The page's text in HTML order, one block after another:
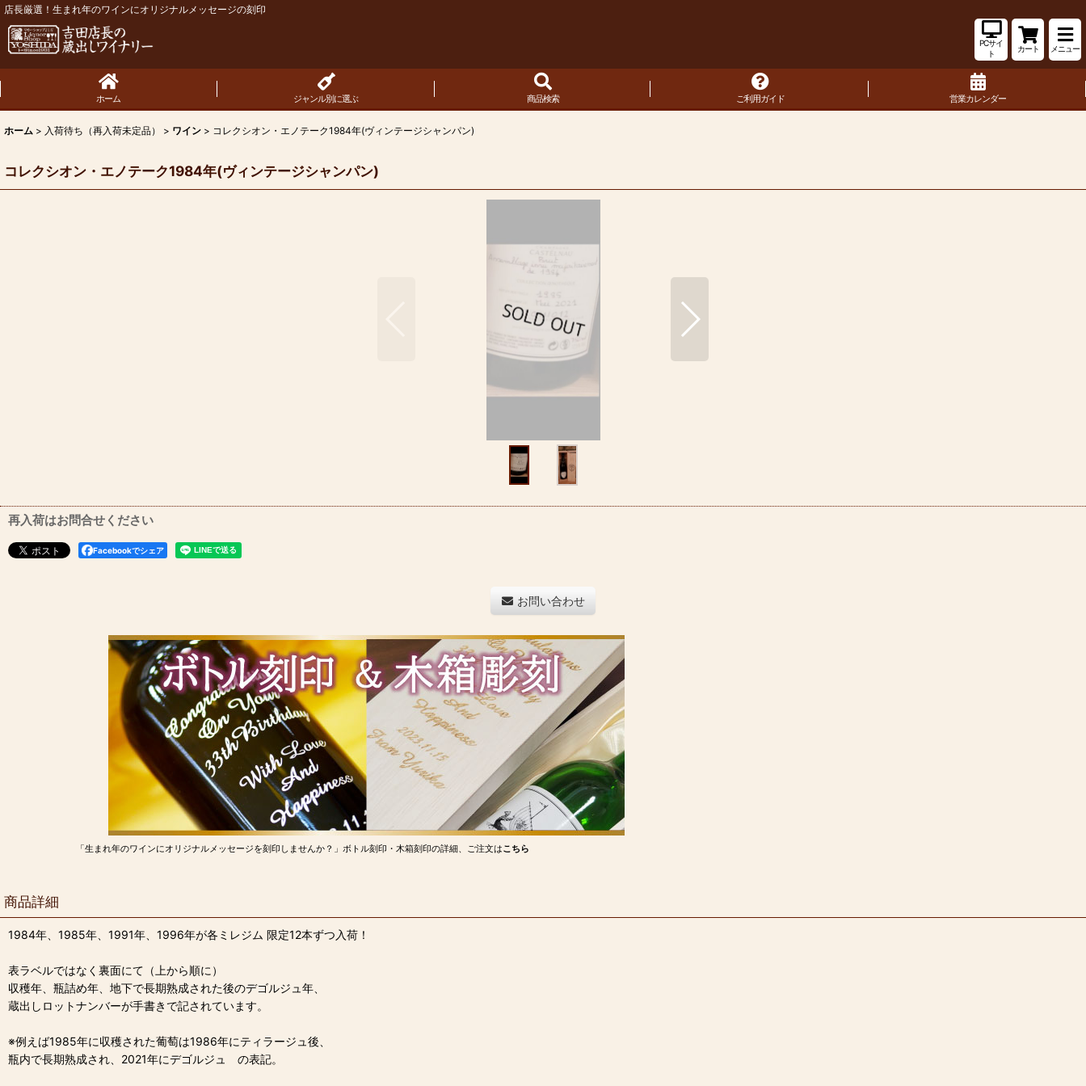
店長厳選！生まれ年のワインにオリジナルメッセージの刻印
PCサイ
ト
カート メニュー
ホーム ジャンル別に選ぶ 商品検索 ご利用ガイド 営業カレンダー
ホーム > 入荷待ち（再入荷未定品） > ワイン > コレクシオン・エノテーク1984年(ヴィンテージシャンパン)
コレクシオン・エノテーク1984年(ヴィンテージシャンパン)
再入荷はお問合せください
Facebookでシェア
お問い合わせ
「生まれ年のワインにオリジナルメッセージを刻印しませんか？」ボトル刻印・木箱刻印の詳細、ご注文はこちら
商品詳細
1984年、1985年、1991年、1996年が各ミレジム 限定12本ずつ入荷！
表ラベルではなく裏面にて（上から順に）
収穫年、瓶詰め年、地下で長期熟成された後のデゴルジュ年、
蔵出しロットナンバーが手書きで記されています。
※例えば1985年に収穫された葡萄は1986年にティラージュ後、
瓶内で長期熟成され、2021年にデゴルジュ の表記。